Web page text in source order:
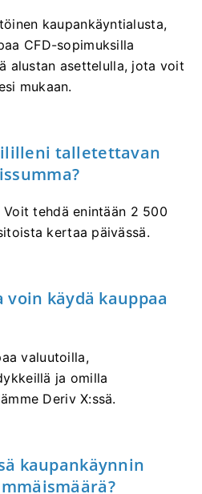
kaupankäyntialusta,
CFD-sopimuksilla
alustan asettelulla, jota voit
mukaan.
talletettavan
tehdä enintään 2 500
kertaa päivässä.
käydä kauppaa
valuutoilla,
ja omilla
Deriv X:ssä.
kaupankäynnin